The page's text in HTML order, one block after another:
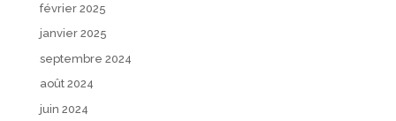
février 2025
janvier 2025
septembre 2024
août 2024
juin 2024